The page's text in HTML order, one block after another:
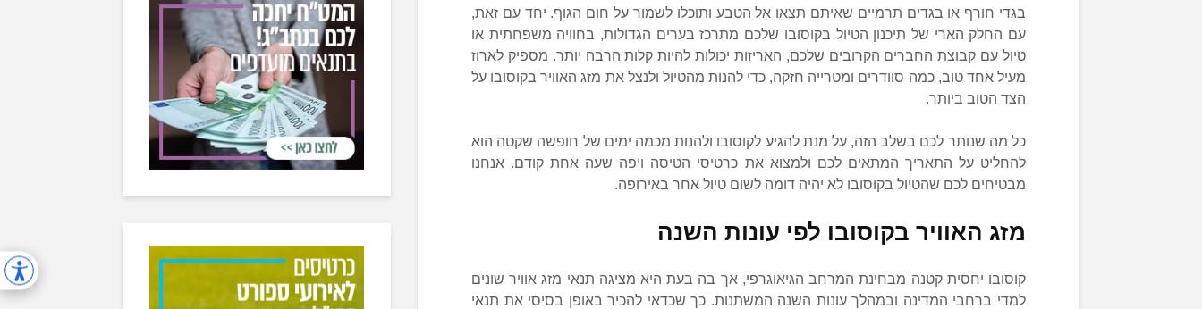
בגדי חורף או בגדים תרמיים שאיתם תצאו אל הטבע ותוכלו לשמור על חום הגוף. יחד עם זאת,
עם החלק הארי של תיכנון הטיול בקוסובו שלכם מתרכז בערים הגדולות, בחוויה משפחתית או
טיול עם קבוצת החברים הקרובים שלכם, האריזות יכולות להיות קלות הרבה יותר. מספיק לארוז
מעיל אחד טוב, כמה סוודרים ומטרייה חזקה, כדי להנות מהטיול ולנצל את מזג האוויר בקוסובו על
הצד הטוב ביותר.
כל מה שנותר לכם בשלב הזה, על מנת להגיע לקוסובו ולהנות מכמה ימים של חופשה שקטה הוא
להחליט על התאריך המתאים לכם ולמצוא את כרטיסי הטיסה ויפה שעה אחת קודם. אנחנו
מבטיחים לכם שהטיול בקוסובו לא יהיה דומה לשום טיול אחר באירופה.
מזג האוויר בקוסובו לפי עונות השנה
קוסובו יחסית קטנה מבחינת המרחב הגיאוגרפי, אך בה בעת היא מציגה תנאי מזג אוויר שונים
למדי ברחבי המדינה ובמהלך עונות השנה המשתנות. כך שכדאי להכיר באופן בסיסי את תנאי